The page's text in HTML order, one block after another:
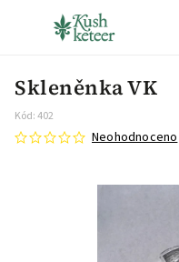
Skleněnka VK
Kód:402
Neohodnoceno